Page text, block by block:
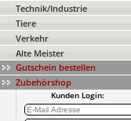
Technik/Industrie
Tiere
Verkehr
Alte Meister
Gutschein bestellen
Zubehörshop
Kunden Login: